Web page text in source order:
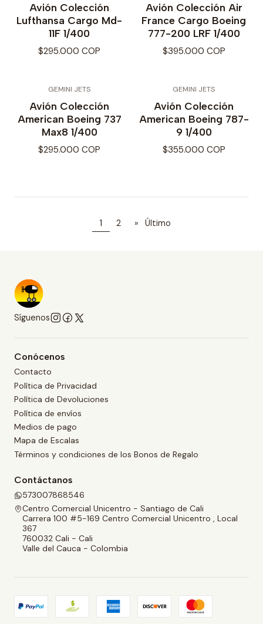
Avión Colección
Lufthansa Cargo Md-
11F 1/400
$295.000 COP
Avión Colección Air
France Cargo Boeing
777-200 LRF 1/400
$395.000 COP
GEMINI JETS
Avión Colección
American Boeing 737
Max8 1/400
$295.000 COP
GEMINI JETS
Avión Colección
American Boeing 787-
9 1/400
$355.000 COP
1 2 » Último
Síguenos
Conócenos
Contacto
Política de Privacidad
Política de Devoluciones
Política de envíos
Medios de pago
Mapa de Escalas
Términos y condiciones de los Bonos de Regalo
Contáctanos
573007868546
Centro Comercial Unicentro - Santiago de Cali
Carrera 100 #5-169 Centro Comercial Unicentro , Local
367
760032 Cali - Cali
Valle del Cauca - Colombia